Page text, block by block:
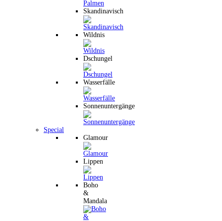
Skandinavisch
Wildnis
Dschungel
Wasserfälle
Sonnenuntergänge
Special
Glamour
Lippen
Boho
&
Mandala